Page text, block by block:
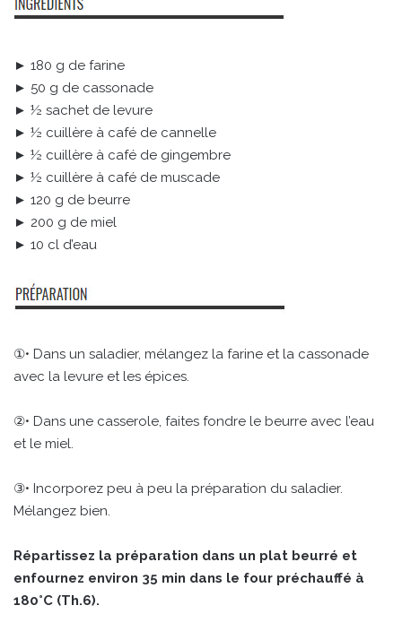
► 180 g de farine
► 50 g de cassonade
► ½ sachet de levure
► ½ cuillère à café de cannelle
► ½ cuillère à café de gingembre
► ½ cuillère à café de muscade
► 120 g de beurre
► 200 g de miel
► 10 cl d’eau
①• Dans un saladier, mélangez la farine et la cassonade
avec la levure et les épices.
②• Dans une casserole, faites fondre le beurre avec l’eau
et le miel.
③• Incorporez peu à peu la préparation du saladier.
Mélangez bien.
Répartissez la préparation dans un plat beurré et
enfournez environ 35 min dans le four préchauffé à
180°C (Th.6).